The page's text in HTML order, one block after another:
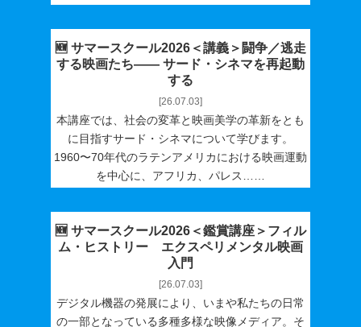
🆕 サマースクール2026＜講義＞闘争／逃走
する映画たち―― サード・シネマを再起動
する
[26.07.03]
本講座では、社会の変革と映画美学の革新をとも
に目指すサード・シネマについて学びます。
1960〜70年代のラテンアメリカにおける映画運動
を中心に、アフリカ、パレス……
🆕 サマースクール2026＜鑑賞講座＞フィル
ム・ヒストリー エクスペリメンタル映画
入門
[26.07.03]
デジタル機器の発展により、いまや私たちの日常
の一部となっている多種多様な映像メディア。そ